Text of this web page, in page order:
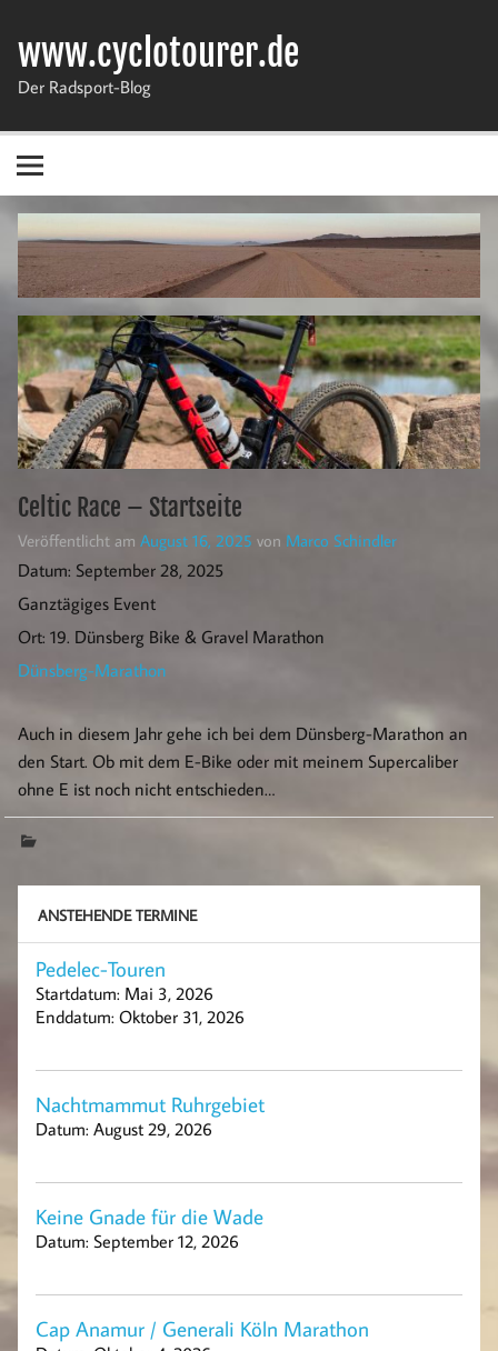
springen
www.cyclotourer.de
Der Radsport-Blog
Celtic Race – Startseite
Veröffentlicht am August 16, 2025 von Marco Schindler
Datum: September 28, 2025
Ganztägiges Event
Ort: 19. Dünsberg Bike & Gravel Marathon
Dünsberg-Marathon
Auch in diesem Jahr gehe ich bei dem Dünsberg-Marathon an
den Start. Ob mit dem E-Bike oder mit meinem Supercaliber
ohne E ist noch nicht entschieden…
ANSTEHENDE TERMINE
Pedelec-Touren
Startdatum: Mai 3, 2026
Enddatum: Oktober 31, 2026
Nachtmammut Ruhrgebiet
Datum: August 29, 2026
Keine Gnade für die Wade
Datum: September 12, 2026
Cap Anamur / Generali Köln Marathon